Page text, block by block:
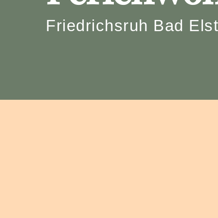
Friedrichsruh Bad